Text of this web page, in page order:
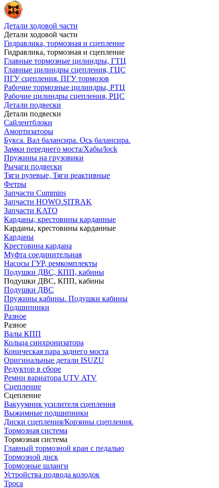
Детали ходовой части
Детали ходовой части
Гидравлика, тормозная и сцепление
Гидравлика, тормозная и сцепление
Главные тормозные цилиндры, ГТЦ
Главные цилиндры сцепления, ГЦС
ПГУ сцепления. ПГУ тормозов
Рабочие тормозные цилиндры, РТЦ
Рабочие цилиндры сцепления, РЦС
Детали подвески
Детали подвески
Cайлентблоки
Амортизаторы
Букса. Вал балансира. Ось балансира.
Замки переднего моста/Хабы/lock
Пружины на грузовики
Рычаги подвески
Тяги рулевые, Тяги реактивные
Фетры
Запчасти Cummins
Запчасти HOWO.SITRAK
Запчасти KATO
Карданы, крестовины карданные
Карданы, крестовины карданные
Карданы
Крестовина кардана
Муфта соединительная
Насосы ГУР, ремкомплекты
Подушки ДВС, КПП, кабины
Подушки ДВС, КПП, кабины
Подушки ДВС
Пружины кабины. Подушки кабины
Подшипники
Разное
Разное
Валы КПП
Кольца синхронизатора
Коническая пара заднего моста
Оригинальные детали ISUZU
Редуктор в сборе
Ремни вариатора UTV ATV
Сцепление
Сцепление
Вакуумник усилителя сцепления
Выжимные подшипники
Диски сцепления/Корзины сцепления.
Тормозная система
Тормозная система
Главный тормозной кран с педалью
Тормозной диск
Тормозные шланги
Устройства подвода колодок
Троса